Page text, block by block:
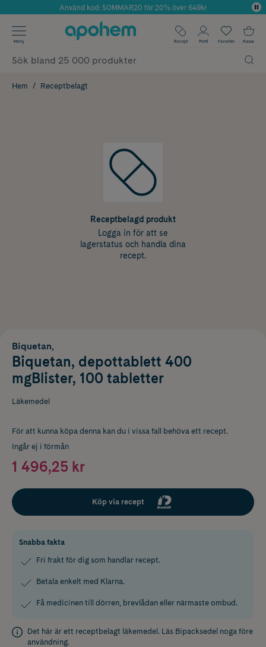
Årets Butik 2025 inom Skönhet
Använd kod: SOMMAR20 för 20% över 649kr
✓ Fri frakt
✓ Poäng på alla köp*
Meny Recept Profil Favoriter Kassa
Hem Receptbelagt
Receptbelagd produkt
Logga in för att se
lagerstatus och handla dina
recept.
Biquetan,
Biquetan, depottablett 400
mgBlister, 100 tabletter
Läkemedel
För att kunna köpa denna kan du i vissa fall behöva ett recept.
Ingår ej i förmån
1 496,25 kr
Köp via recept
Snabba fakta
Fri frakt för dig som handlar recept.
Betala enkelt med Klarna.
Få medicinen till dörren, brevlådan eller närmaste ombud.
Det här är ett receptbelagt läkemedel. Läs Bipacksedel noga före
användning.